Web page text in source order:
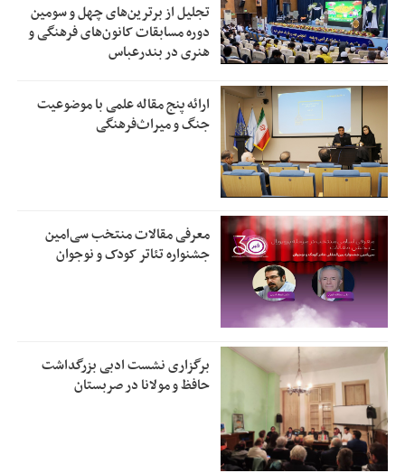
تجلیل از بر‌ترین‌های چهل و سومین
دوره مسابقات کانون‌های فرهنگی و
هنری در بندرعباس
ارائه پنج مقاله علمی با موضوعیت
جنگ و میراث‌فرهنگی
معرفی مقالات منتخب سی‌امین
جشنواره تئاتر کودک و نوجوان
برگزاری نشست ادبی بزرگداشت
حافظ و مولانا در صربستان